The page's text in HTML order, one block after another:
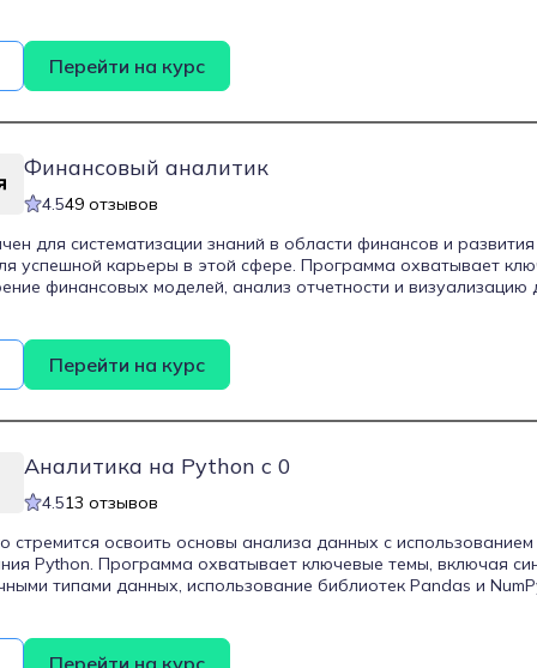
гипотезы и прогнозы, создавать дашборды и готовить
как для новичков без опыта, так и для специалистов,
в области аналитики данных.
Перейти на курс
Финансовый аналитик
4.549 отзывов
для систематизации знаний в области финансов и
успешной карьеры в этой сфере. Программа охватывает
финансовых моделей, анализ отчетности и визуализацию
о профессиональной переподготовке.
Перейти на курс
Аналитика на Python c 0
4.513 отзывов
стремится освоить основы анализа данных с
Python. Программа охватывает ключевые темы, включая
типами данных, использование библиотек Pandas и
два месяца, что позволяет в сжатые сроки получить
Перейти на курс